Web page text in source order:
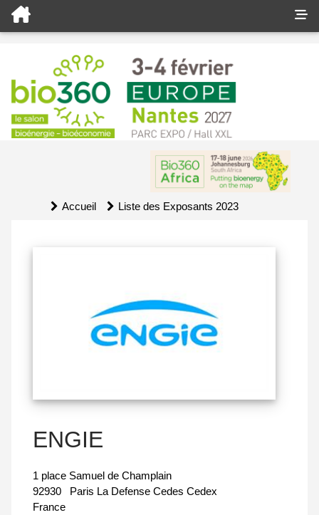
Accueil Liste des Exposants 2023
ENGIE
1 place Samuel de Champlain
92930
Paris La Defense Cedes Cedex
France